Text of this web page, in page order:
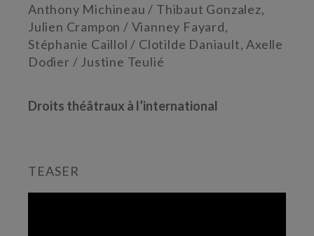
Anthony Michineau / Thibaut Gonzalez,
Julien Crampon / Vianney Fayard,
Stéphanie Caillol / Clotilde Daniault, Axelle
Dodier / Justine Teulié
Droits théâtraux à l’international
TEASER